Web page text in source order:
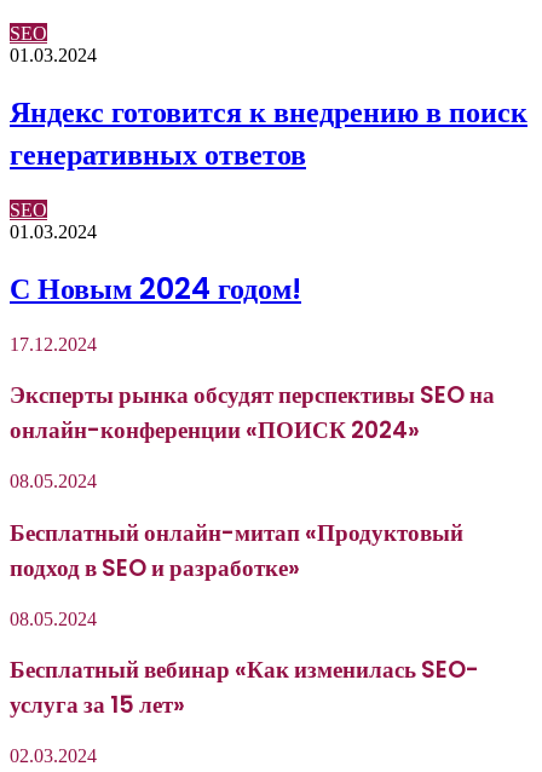
SEO
01.03.2024
Яндекс готовится к внедрению в поиск
генеративных ответов
SEO
01.03.2024
С Новым 2024 годом!
17.12.2024
Эксперты рынка обсудят перспективы SEO на
онлайн-конференции «ПОИСК 2024»
08.05.2024
Бесплатный онлайн-митап «Продуктовый
подход в SEO и разработке»
08.05.2024
Бесплатный вебинар «Как изменилась SEO-
услуга за 15 лет»
02.03.2024